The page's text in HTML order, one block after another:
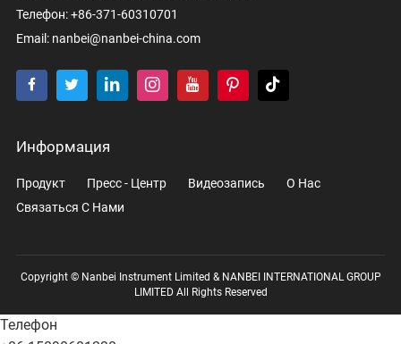
Телефон: +86-371-60310701
Email: nanbei@nanbei-china.com
Информация
Продукт Пресс - Центр Видеозапись
О Нас
Связаться С Нами
Copyright © Nanbei Instrument Limited & NANBEI INTERNATIONAL GROUP
LIMITED All Rights Reserved
Телефон